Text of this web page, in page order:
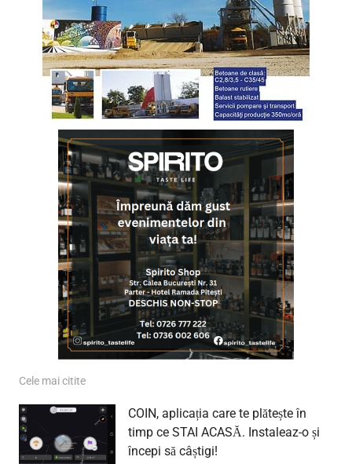
Cele mai citite
COIN, aplicația care te plătește în
timp ce STAI ACASĂ. Instaleaz-o și
începi să câștigi!